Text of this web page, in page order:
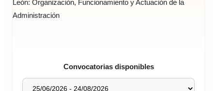
Convocatorias disponibles